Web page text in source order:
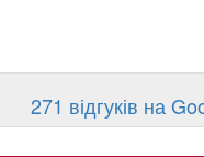
271 відгуків на